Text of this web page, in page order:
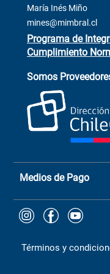
Venta Terreno
Trabaja con Nosotros
ChileCompras
+56 9 9888
María Inés Miño
mines@mimbral.cl
Programa de
Cumplimiento
Somos
Medios de Pago
Términos y